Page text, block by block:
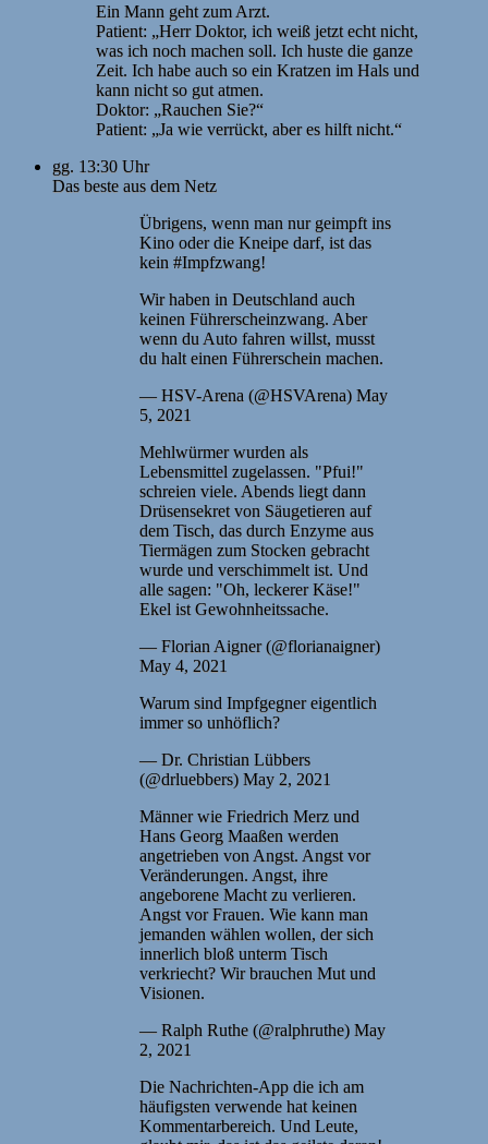
Ein Mann geht zum Arzt.
Patient: „Herr Doktor, ich weiß jetzt echt nicht,
was ich noch machen soll. Ich huste die ganze
Zeit. Ich habe auch so ein Kratzen im Hals und
kann nicht so gut atmen.
Doktor: „Rauchen Sie?“
Patient: „Ja wie verrückt, aber es hilft nicht.“
gg. 13:30 Uhr
Das beste aus dem Netz
Übrigens, wenn man nur geimpft ins
Kino oder die Kneipe darf, ist das
kein #Impfzwang!
Wir haben in Deutschland auch
keinen Führerscheinzwang. Aber
wenn du Auto fahren willst, musst
du halt einen Führerschein machen.
— HSV-Arena (@HSVArena) May
5, 2021
Mehlwürmer wurden als
Lebensmittel zugelassen. "Pfui!"
schreien viele. Abends liegt dann
Drüsensekret von Säugetieren auf
dem Tisch, das durch Enzyme aus
Tiermägen zum Stocken gebracht
wurde und verschimmelt ist. Und
alle sagen: "Oh, leckerer Käse!"
Ekel ist Gewohnheitssache.
— Florian Aigner (@florianaigner)
May 4, 2021
Warum sind Impfgegner eigentlich
immer so unhöflich?
— Dr. Christian Lübbers
(@drluebbers) May 2, 2021
Männer wie Friedrich Merz und
Hans Georg Maaßen werden
angetrieben von Angst. Angst vor
Veränderungen. Angst, ihre
angeborene Macht zu verlieren.
Angst vor Frauen. Wie kann man
jemanden wählen wollen, der sich
innerlich bloß unterm Tisch
verkriecht? Wir brauchen Mut und
Visionen.
— Ralph Ruthe (@ralphruthe) May
2, 2021
Die Nachrichten-App die ich am
häufigsten verwende hat keinen
Kommentarbereich. Und Leute,